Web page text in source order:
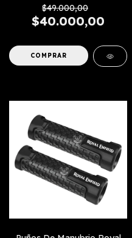
$49.000,00
$40.000,00